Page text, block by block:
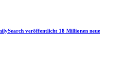
veröffentlicht 18 Millionen neue